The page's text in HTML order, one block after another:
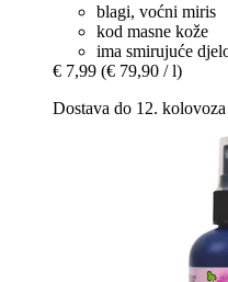
blagi, voćni miris
kod masne kože
ima smirujuće
€ 7,99 (€ 79,90 / l)
Dostava do 12. kolovoza